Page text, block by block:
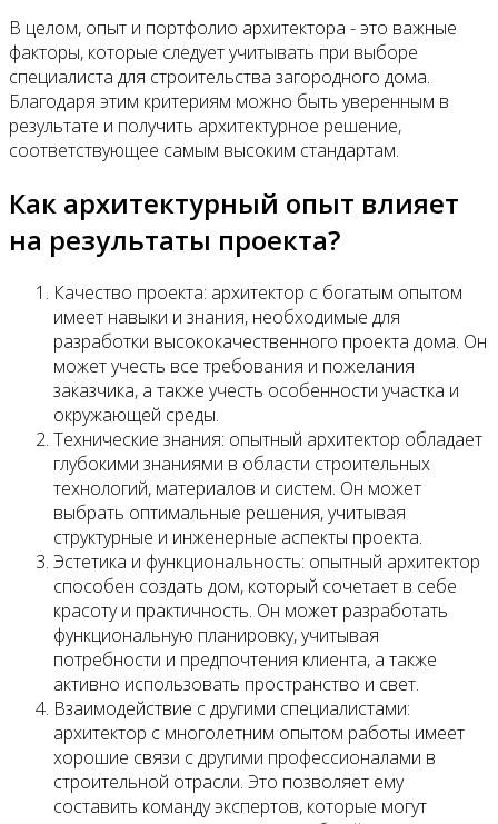
В целом, опыт и портфолио архитектора - это важные
факторы, которые следует учитывать при выборе
специалиста для строительства загородного дома.
Благодаря этим критериям можно быть уверенным в
результате и получить архитектурное решение,
соответствующее самым высоким стандартам.
Как архитектурный опыт влияет
на результаты проекта?
Качество проекта: архитектор с богатым опытом
имеет навыки и знания, необходимые для
разработки высококачественного проекта дома. Он
может учесть все требования и пожелания
заказчика, а также учесть особенности участка и
окружающей среды.
Технические знания: опытный архитектор обладает
глубокими знаниями в области строительных
технологий, материалов и систем. Он может
выбрать оптимальные решения, учитывая
структурные и инженерные аспекты проекта.
Эстетика и функциональность: опытный архитектор
способен создать дом, который сочетает в себе
красоту и практичность. Он может разработать
функциональную планировку, учитывая
потребности и предпочтения клиента, а также
активно использовать пространство и свет.
Взаимодействие с другими специалистами:
архитектор с многолетним опытом работы имеет
хорошие связи с другими профессионалами в
строительной отрасли. Это позволяет ему
составить команду экспертов, которые могут